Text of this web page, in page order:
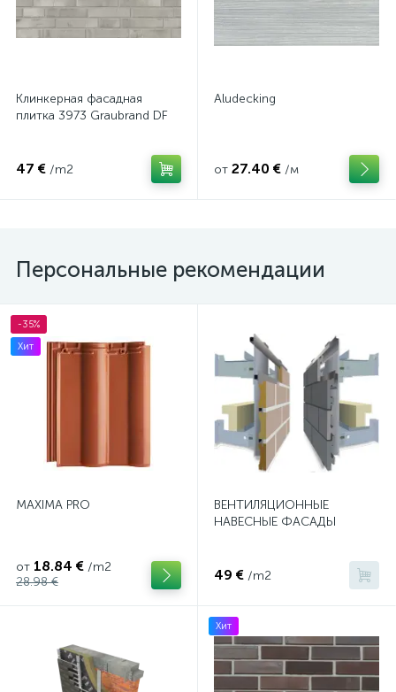
Клинкерная фасадная
плитка 3973 Graubrand DF
47 € /m2
Aludecking
от 27.40 € /м
Персональные рекомендации
-35%
Хит
MAXIMA PRO
от 18.84 € /m2
28.98 €
ВЕНТИЛЯЦИОННЫЕ
НАВЕСНЫЕ ФАСАДЫ
49 € /m2
Хит